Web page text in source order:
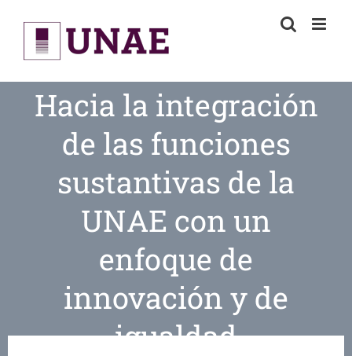
content
Hacia la integración
de las funciones
sustantivas de la
UNAE con un
enfoque de
innovación y de
igualdad